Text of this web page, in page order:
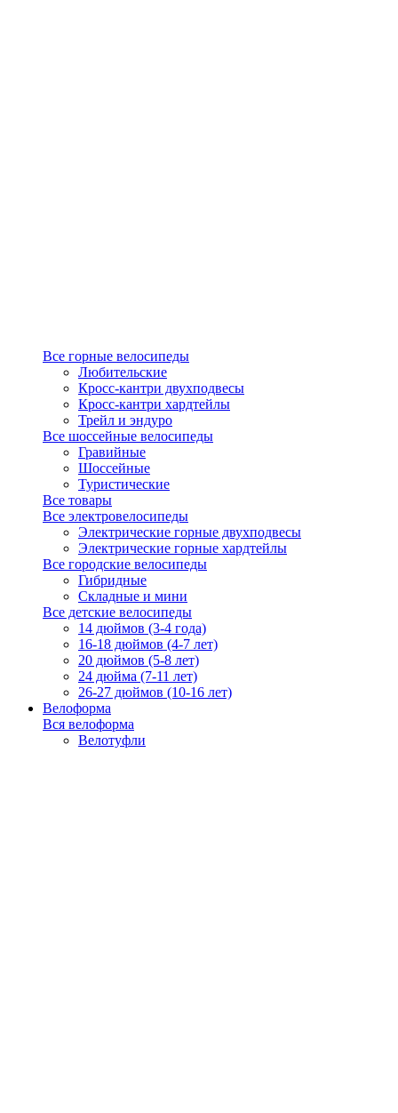
Все горные велосипеды
Любительские
Кросс-кантри двухподвесы
Кросс-кантри хардтейлы
Трейл и эндуро
Все шоссейные велосипеды
Гравийные
Шоссейные
Туристические
Все товары
Все электровелосипеды
Электрические горные двухподвесы
Электрические горные хардтейлы
Все городские велосипеды
Гибридные
Складные и мини
Все детские велосипеды
14 дюймов (3-4 года)
16-18 дюймов (4-7 лет)
20 дюймов (5-8 лет)
24 дюйма (7-11 лет)
26-27 дюймов (10-16 лет)
Велоформа
Вся велоформа
Велотуфли